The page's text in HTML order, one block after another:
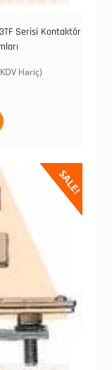
Serisi Kontaktör
₺ 7.400,00.
Hariç)
SALE!